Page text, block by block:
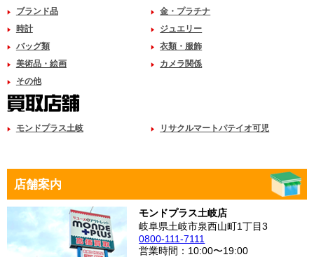
ブランド品
金・プラチナ
時計
ジュエリー
バッグ類
衣類・服飾
美術品・絵画
カメラ関係
その他
モンドプラス土岐 リサクルマートパテイオ可児
店舗案内
モンドプラス土岐店
岐阜県土岐市泉西山町1丁目3
0800-111-7111
営業時間：10:00〜19:00